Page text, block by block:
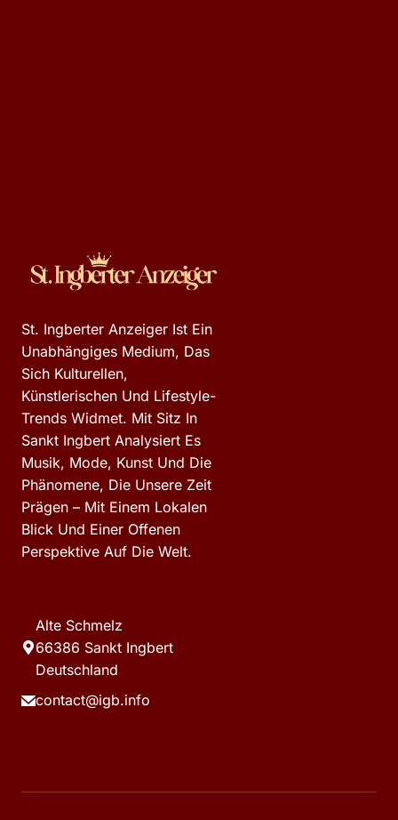
St. Ingberter Anzeiger Ist Ein
Unabhängiges Medium, Das
Sich Kulturellen,
Künstlerischen Und Lifestyle-
Trends Widmet. Mit Sitz In
Sankt Ingbert Analysiert Es
Musik, Mode, Kunst Und Die
Phänomene, Die Unsere Zeit
Prägen – Mit Einem Lokalen
Blick Und Einer Offenen
Perspektive Auf Die Welt.
Alte Schmelz
66386 Sankt Ingbert
Deutschland
contact@igb.info